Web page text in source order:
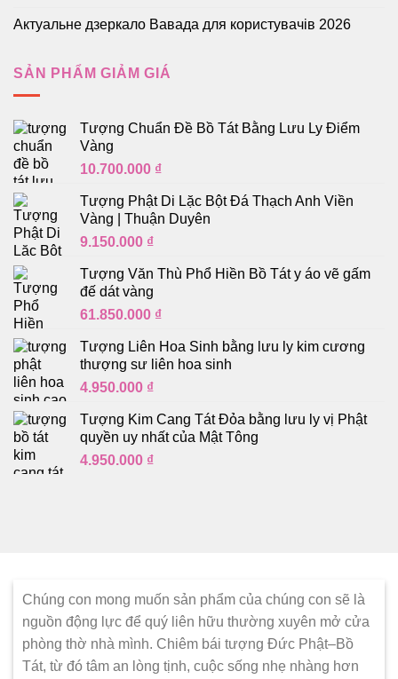
Актуальне дзеркало Вавада для користувачів 2026
SẢN PHẨM GIẢM GIÁ
Tượng Chuẩn Đề Bồ Tát Bằng Lưu Ly Điểm
Vàng
10.700.000 ₫
Tượng Phật Di Lặc Bột Đá Thạch Anh Viền
Vàng | Thuận Duyên
9.150.000 ₫
Tượng Văn Thù Phổ Hiền Bồ Tát y áo vẽ gấm
đế dát vàng
61.850.000 ₫
Tượng Liên Hoa Sinh bằng lưu ly kim cương
thượng sư liên hoa sinh
4.950.000 ₫
Tượng Kim Cang Tát Đỏa bằng lưu ly vị Phật
quyền uy nhất của Mật Tông
4.950.000 ₫
Chúng con mong muốn sản phẩm của chúng con sẽ là
nguồn động lực để quý liên hữu thường xuyên mở cửa
phòng thờ nhà mình. Chiêm bái tượng Đức Phật–Bồ
Tát, từ đó tâm an lòng tịnh, cuộc sống nhẹ nhàng hơn